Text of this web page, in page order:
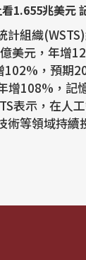
1.655兆美元
計組織
美元，年增
102%，預期
增108%，記
術等領域持續